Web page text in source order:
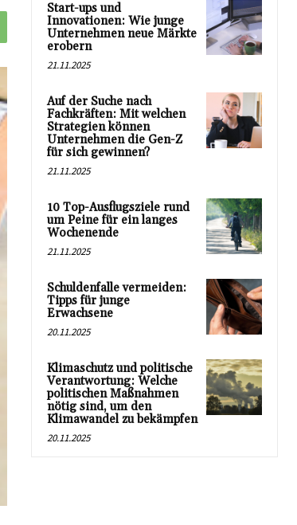
Start-ups und
Innovationen: Wie junge
Unternehmen neue Märkte
erobern
21.11.2025
Auf der Suche nach
Fachkräften: Mit welchen
Strategien können
Unternehmen die Gen-Z
für sich gewinnen?
21.11.2025
10 Top-Ausflugsziele rund
um Peine für ein langes
Wochenende
21.11.2025
Schuldenfalle vermeiden:
Tipps für junge
Erwachsene
20.11.2025
Klimaschutz und politische
Verantwortung: Welche
politischen Maßnahmen
nötig sind, um den
Klimawandel zu bekämpfen
20.11.2025